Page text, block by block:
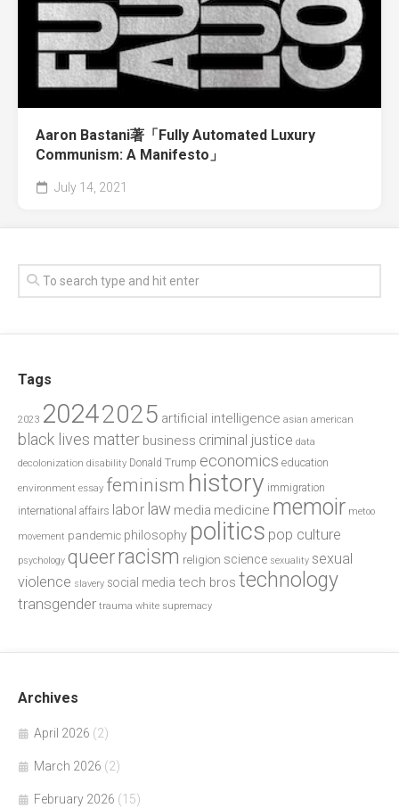
Aaron Bastani著「Fully Automated Luxury
Communism: A Manifesto」
July 14, 2021
Tags
2023 20242025 artificial intelligence asian american
black lives matter business criminal justice data
decolonization disability Donald Trump economics education
environment essay feminism history immigration
international affairs labor law media medicine memoir metoo
movement pandemic philosophy politics pop culture
psychology queerracism religion science sexuality sexual
violence slavery social media tech bros technology
transgender trauma white supremacy
Archives
April 2026 (2)
March 2026 (2)
February 2026 (15)